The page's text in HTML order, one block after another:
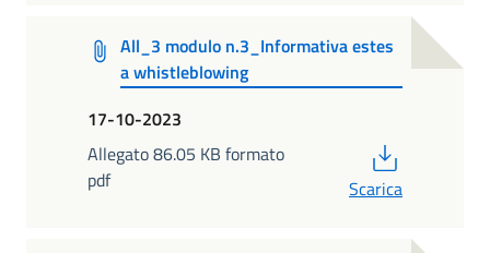
All_3 modulo n.3_Informativa estes
a whistleblowing
17-10-2023
Allegato 86.05 KB formato
pdf
Scarica